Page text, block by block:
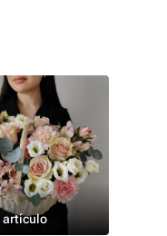
artículo